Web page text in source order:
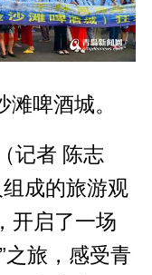
啤酒城。
记者 陈志
成的旅游观
开启了一场
之旅，感受青